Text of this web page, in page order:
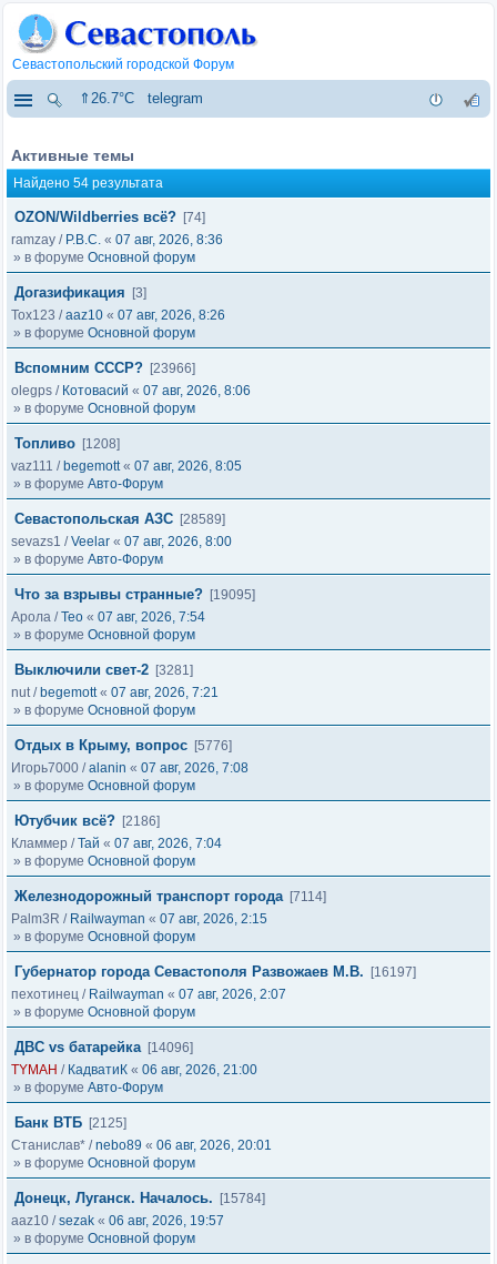
Севастопольский городской Форум
⇑26.7°C telegram
Активные темы
Найдено 54 результата
OZON/Wildberries всё? [74]
ramzay / Р.В.С. « 07 авг, 2026, 8:36
» в форуме Основной форум
Догазификация
[3]
Tox123 /aaz10 « 07 авг, 2026, 8:26
» в форуме Основной форум
Вспомним СССР? [23966]
olegps / Котовасий « 07 авг, 2026, 8:06
» в форуме Основной форум
Топливо [1208]
vaz111 / begemott« 07 авг, 2026, 8:05
» в форуме Авто-Форум
Севастопольская АЗС [28589]
sevazs1 /Veelar « 07 авг, 2026, 8:00
» в форуме Авто-Форум
Что за взрывы странные? [19095]
Арола /Тео « 07 авг, 2026, 7:54
» в форуме Основной форум
Выключили свет-2 [3281]
nut/ begemott« 07 авг, 2026, 7:21
» в форуме Основной форум
Отдых в Крыму, вопрос [5776]
Игорь7000 /alanin « 07 авг, 2026, 7:08
» в форуме Основной форум
Ютубчик всё? [2186]
Кламмер /Тай « 07 авг, 2026, 7:04
» в форуме Основной форум
Железнодорожный транспорт города [7114]
Palm3R / Railwayman « 07 авг, 2026, 2:15
» в форуме Основной форум
Губернатор города Севастополя Развожаев М.В.
[16197]
пехотинец / Railwayman « 07 авг, 2026, 2:07
» в форуме Основной форум
ДВС vs батарейка [14096]
TYMAH / КадватиК « 06 авг, 2026, 21:00
» в форуме Авто-Форум
Банк ВТБ [2125]
Станислав* /nebo89 « 06 авг, 2026, 20:01
» в форуме Основной форум
Донецк, Луганск. Началось.
[15784]
aaz10 /sezak « 06 авг, 2026, 19:57
» в форуме Основной форум